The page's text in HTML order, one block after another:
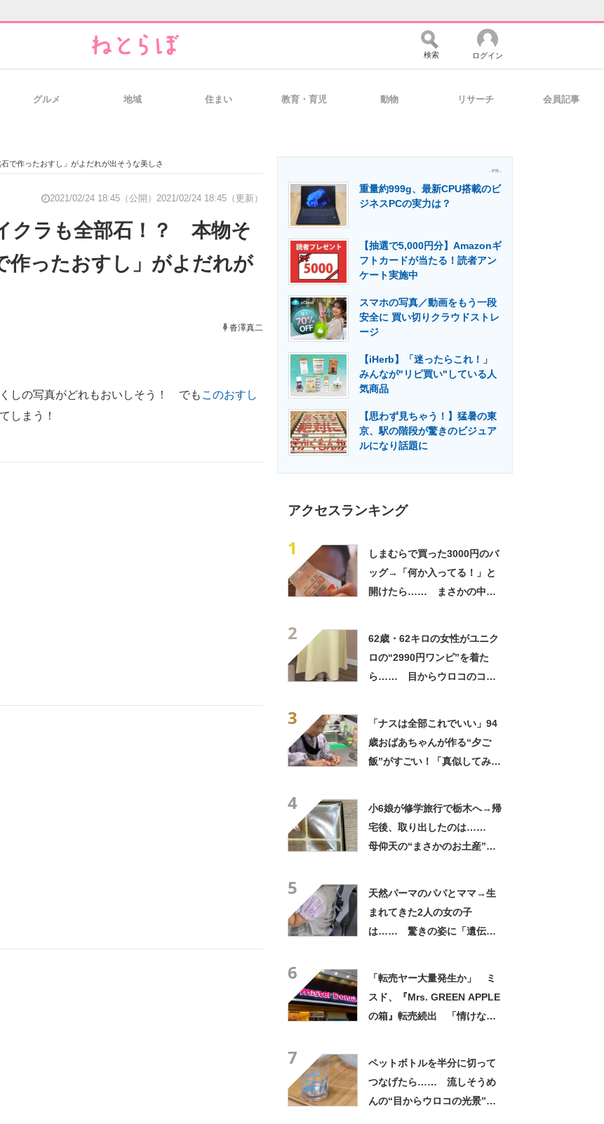
経営リーダーのコミュニティ マーケ×ITの今がよく分かる
サイト IT製品の技術・比較・事例 製造業のIT導入・活用を支援
エネルギーの専門メディア 建設×テクノロジーの最前線
検索 ログイン
グルメ 地域 住まい 教育・育児 動物 リサーチ 会員記事
で作ったおすし」がよだれが出そうな美しさ
2021/02/24 18:45（公開） 2021/02/24 18:45（更新）
クラも全部石！？ 本物そ
作ったおすし」がよだれが
沓澤真二
しの写真がどれもおいしそう！ でも このおすし
しまう！
- PR -
重量約999g、最新CPU搭載のビ
ジネスPCの実力は？
【抽選で5,000円分】Amazonギ
フトカードが当たる！読者アン
ケート実施中
スマホの写真／動画をもう一段
安全に 買い切りクラウドストレ
ージ
【iHerb】「迷ったらこれ！」
みんなが"リピ買い"している人
気商品
【思わず見ちゃう！】猛暑の東
京、駅の階段が驚きのビジュア
ルになり話題に
アクセスランキング
1
しまむらで買った3000円のバ
ッグ→「何か入ってる！」と
開けたら…… まさかの中身
2
62歳・62キロの女性がユニク
ロの“2990円ワンピ”を着た
ら…… 目からウロコのコー
3
「ナスは全部これでいい」94
歳おばあちゃんが作る“夕ご
飯”がすごい！「真似してみま
4
小6娘が修学旅行で栃木へ→帰
宅後、取り出したのは……
母仰天の“まさかのお土産”に
5
天然パーマのパパとママ→生
まれてきた2人の女の子
は…… 驚きの姿に「遺伝っ
6
「転売ヤー大量発生か」 ミ
スド、『Mrs. GREEN APPLE
の箱』転売続出 「情けない
7
ペットボトルを半分に切って
つなげたら…… 流しそうめ
んの“目からウロコの光景”に